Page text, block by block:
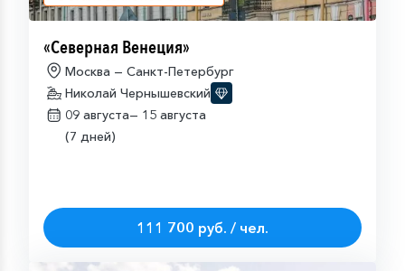
«Северная Венеция»
Москва — Санкт-Петербург
Николай Чернышевский
09 августа— 15 августа
(7 дней)
111 700 руб. / чел.